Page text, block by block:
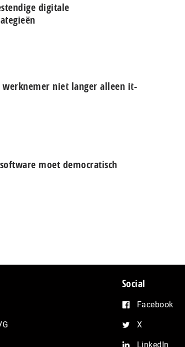
digitale
werknemer niet langer alleen it-
moet democratisch
Social
Facebook
X
LinkedIn